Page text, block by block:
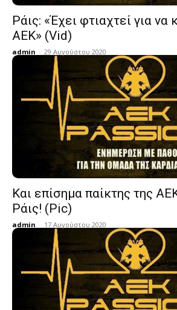
Ράις: «Έχει φτιαχτεί για να
ΑΕΚ» (Vid)
admin - 29 Αυγούστου 2020
Και επίσημα παίκτης της
Ράις! (Pic)
admin - 17 Αυγούστου 2020